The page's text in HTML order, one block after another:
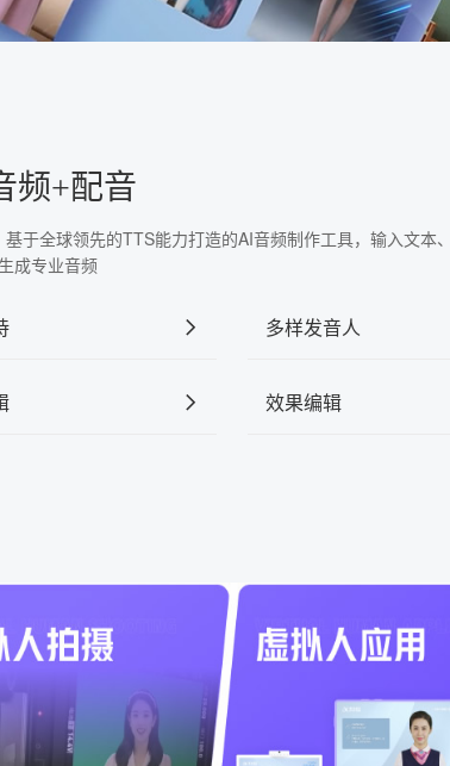
频+配音
基于全球领先的TTS能力打造的AI音频制作工具，输入文本
成专业音频
多样发音人
效果编辑